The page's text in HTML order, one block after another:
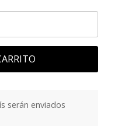
serán enviados